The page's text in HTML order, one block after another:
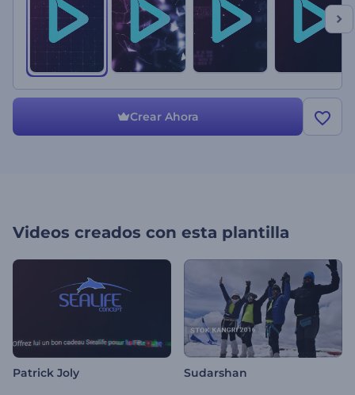
Crear Ahora
Videos creados con esta plantilla
Patrick Joly Sudarshan